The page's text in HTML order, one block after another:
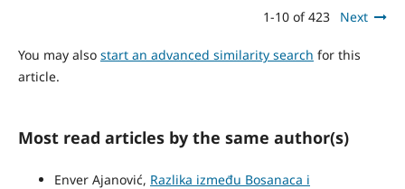
1-10 of 423 Next
You may also start an advanced similarity search for this
article.
Most read articles by the same author(s)
Enver Ajanović, Razlika između Bosanaca i